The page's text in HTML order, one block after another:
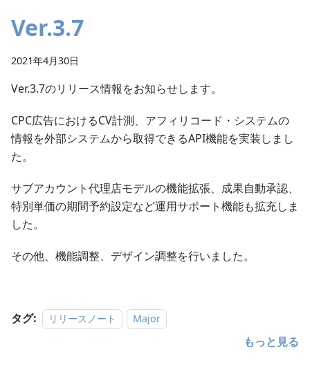
Ver.3.7
2021年4月30日
Ver.3.7のリリース情報をお知らせします。
CPC広告におけるCV計測、アフィリコード・システムの
情報を外部システムから取得できるAPI機能を実装しまし
た。
サブアカウント代理店モデルの機能拡張、成果自動承認、
特別単価の期間予約設定など運用サポート機能も拡充しま
した。
その他、機能調整、デザイン調整を行いました。
タグ: リリースノート Major
もっと見る